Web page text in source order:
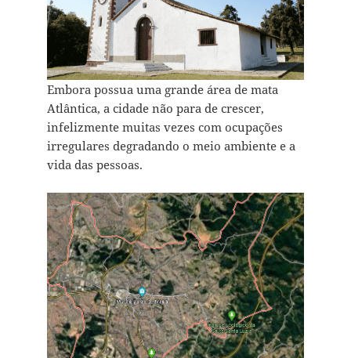
Embora possua uma grande área de mata
Atlântica, a cidade não para de crescer,
infelizmente muitas vezes com ocupações
irregulares degradando o meio ambiente e a
vida das pessoas.